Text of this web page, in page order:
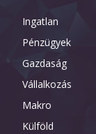
Ingatlan
Pénzügyek
Gazdaság
Vállalkozás
Makro
Külföld